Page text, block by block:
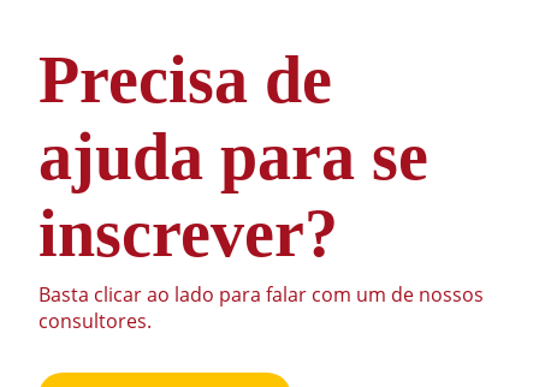
Precisa de
ajuda para se
inscrever?
Basta clicar ao lado para falar com um de nossos
consultores.